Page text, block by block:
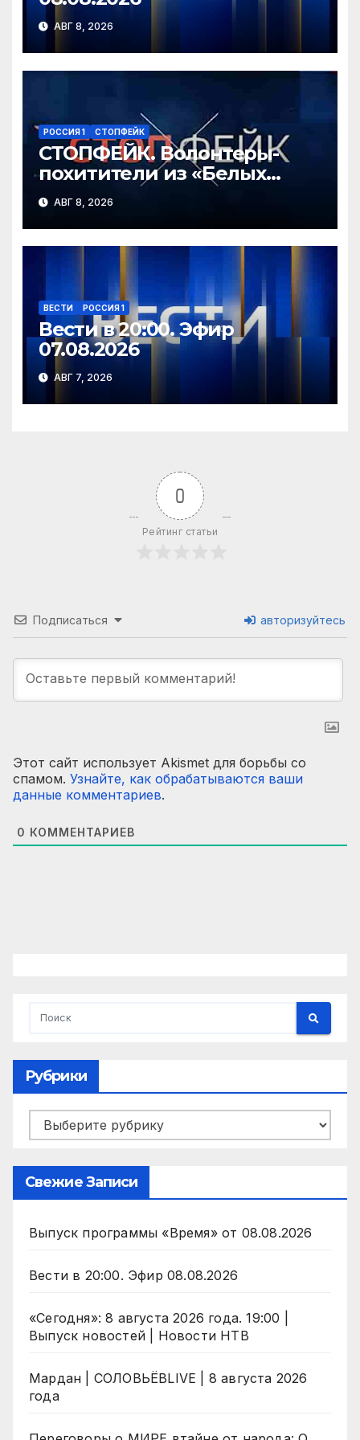
АВГ 8, 2026
РОССИЯ 1 СТОПФЕЙК
СТОПФЕЙК. Волонтеры-
похитители из «Белых
ангелов» силой заставляют
мирных жителей покидать
свои дома
АВГ 8, 2026
ВЕСТИ РОССИЯ 1
Вести в 20:00. Эфир
07.08.2026
АВГ 7, 2026
0
Рейтинг статьи
Подписаться авторизуйтесь
Этот сайт использует Akismet для борьбы со
спамом. Узнайте, как обрабатываются ваши
данные комментариев.
0 КОММЕНТАРИЕВ
Рубрики
Рубрики
Свежие Записи
Выпуск программы «Время» от 08.08.2026
Вести в 20:00. Эфир 08.08.2026
«Сегодня»: 8 августа 2026 года. 19:00 |
Выпуск новостей | Новости НТВ
Мардан | СОЛОВЬЁВLIVE | 8 августа 2026
года